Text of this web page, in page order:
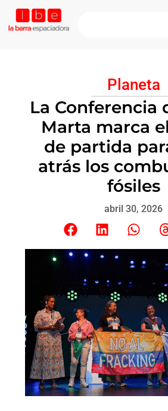
Planeta
La Conferencia
Marta marca
de partida
atrás los
fósiles
abril 30, 2026